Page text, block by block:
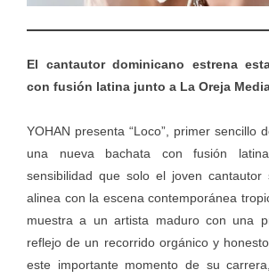
El cantautor dominicano estrena
con fusión latina junto a La Oreja
YOHAN presenta “Loco”, primer sencillo
una nueva bachata con fusión
sensibilidad que solo el joven cantautor
alinea con la escena contemporánea
muestra a un artista maduro con una
reflejo de un recorrido orgánico y
este importante momento de su